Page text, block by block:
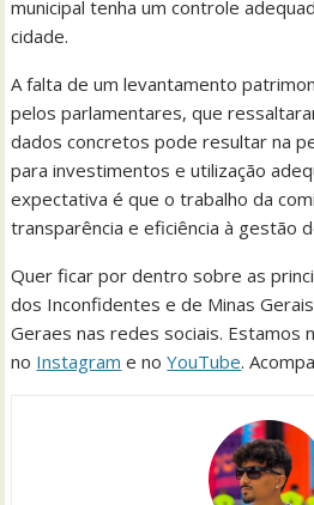
municipal tenha um controle
cidade.
A falta de um levantamento
pelos parlamentares, que
dados concretos pode resultar na
para investimentos e utilização
expectativa é que o trabalho da
transparência e eficiência à gestão
Quer ficar por dentro sobre as
dos Inconfidentes e de Minas
Geraes nas redes sociais. Estamos
no Instagram e noYouTube.